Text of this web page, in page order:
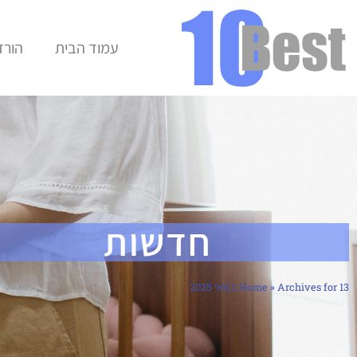
עמוד הבית
חדשות
Home» Archives for 13 במאי 2025